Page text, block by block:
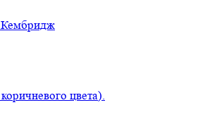
Кембридж
цвета).